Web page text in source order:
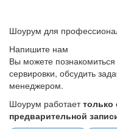
Шоурум для
Напишите нам
Вы можете
сервировки, обсудить
менеджером.
Шоурум работает
предварительной